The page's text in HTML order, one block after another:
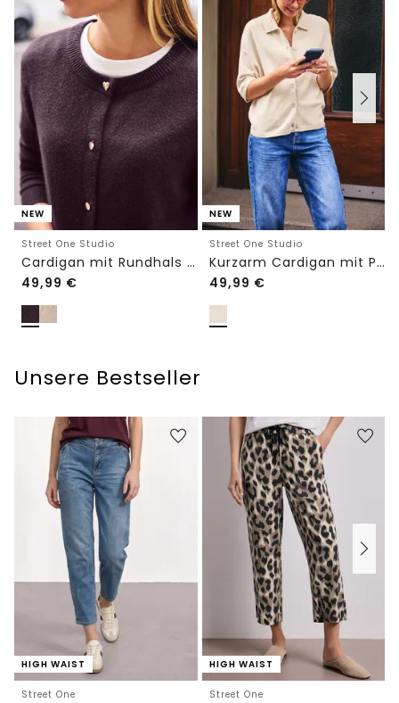
NEW
Street One Studio
Cardigan mit Rundhals und Knöpfen
49,99 €
NEW
Street One Studio
Kurzarm Cardigan mit Polokragen
49,99 €
Unsere Bestseller
HIGH WAIST
Street One
HIGH WAIST
Street One